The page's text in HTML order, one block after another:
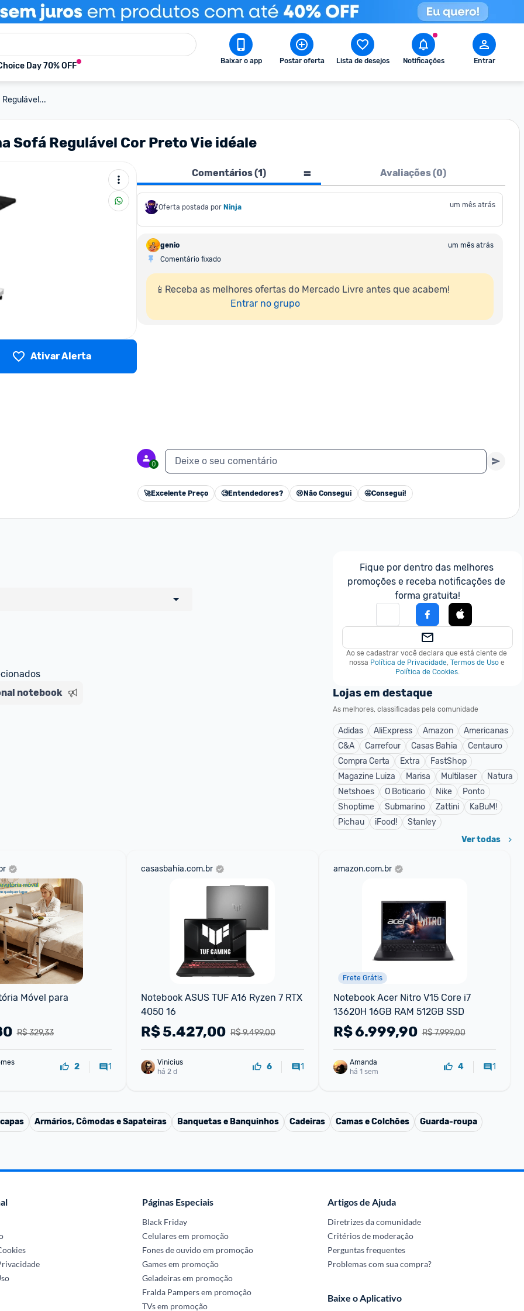
Day 70% OFF Baixar o app Postar oferta Lista de desejos Notificações Entrar
Sofá Regulável Cor Preto Vie idéale
Ativar Alerta
Comentários (1) Avaliações (0)
Oferta postada por Ninja um mês atrás
genio
um mês atrás
Comentário fixado
📱Receba as melhores ofertas do Mercado Livre antes que acabem!
Entrar no grupo
0 Deixe o seu comentário
🚀Excelente Preço 🧐Entendedores? 😢 Não Consegui 🤩Consegui!
um marketplace, nós indicamos no
sinalizamos através da tag
notebook
Fique por dentro das melhores
promoções e receba notificações de
forma gratuita!
Ao se cadastrar você declara que está ciente de
nossa Política de Privacidade, Termos de Uso e
Política de Cookies.
Lojas em destaque
As melhores, classificadas pela comunidade
Adidas AliExpress Amazon
Americanas
C&A
Carrefour Casas Bahia
Centauro
Compra Certa
Extra
FastShop
Magazine Luiza
Marisa Multilaser
Natura
Netshoes
O Boticario Nike
Ponto
Shoptime
Submarino Zattini
KaBuM!
Pichau
iFood! Stanley
Ver todas
Móvel para
R$ 329,33
2 1
casasbahia.com.br
Notebook ASUS TUF A16 Ryzen 7 RTX
4050 16
R$ 9.499,00
R$5.427,00
Vinicius
há 2 d
6 1
amazon.com.br
Frete Grátis
Notebook Acer Nitro V15 Core i7
13620H 16GB RAM 512GB SSD
R$ 7.999,00
R$6.999,90
Amanda
há 1 sem
4 1
Armários, Cômodas e Sapateiras Banquetas e Banquinhos Cadeiras Camas e Colchões Guarda-roupa
Páginas Especiais
Black Friday
Celulares em promoção
Fones de ouvido em promoção
Games em promoção
Geladeiras em promoção
Fralda Pampers em promoção
TVs em promoção
Artigos de Ajuda
Diretrizes da comunidade
Critérios de moderação
Perguntas frequentes
Problemas com sua compra?
Baixe o Aplicativo